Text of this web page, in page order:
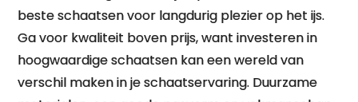
beste schaatsen voor langdurig plezier op het ijs.
Ga voor kwaliteit boven prijs, want investeren in
hoogwaardige schaatsen kan een wereld van
verschil maken in je schaatservaring. Duurzame